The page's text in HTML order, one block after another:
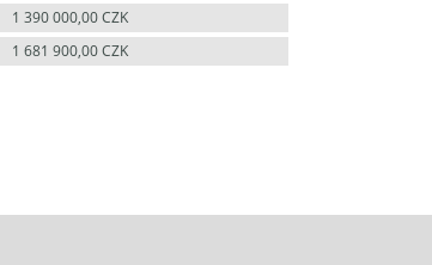
1 390 000,00 CZK
1 681 900,00 CZK